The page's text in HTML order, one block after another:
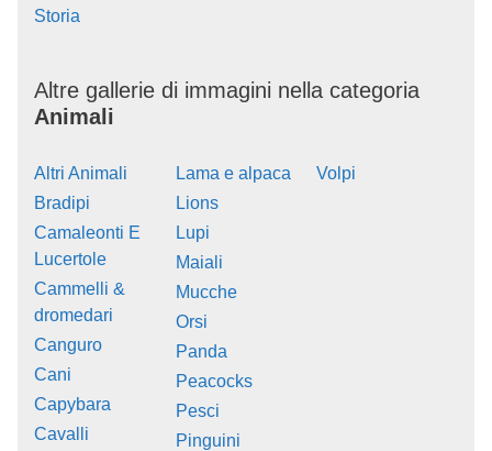
Storia
Altre gallerie di immagini nella categoria
Animali
Altri Animali
Bradipi
Camaleonti E
Lucertole
Cammelli &
dromedari
Canguro
Cani
Capybara
Cavalli
Lama e alpaca
Lions
Lupi
Maiali
Mucche
Orsi
Panda
Peacocks
Pesci
Pinguini
Volpi